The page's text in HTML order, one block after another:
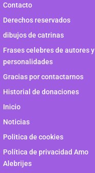
Contacto
Derechos reservados
dibujos de catrinas
Frases celebres de autores y
personalidades
Gracias por contactarnos
Historial de donaciones
Inicio
Noticias
Politica de cookies
Política de privacidad Amo
Alebrijes